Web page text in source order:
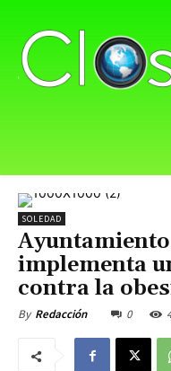
SOLEDAD
implementa
contra la
By Redacción 0